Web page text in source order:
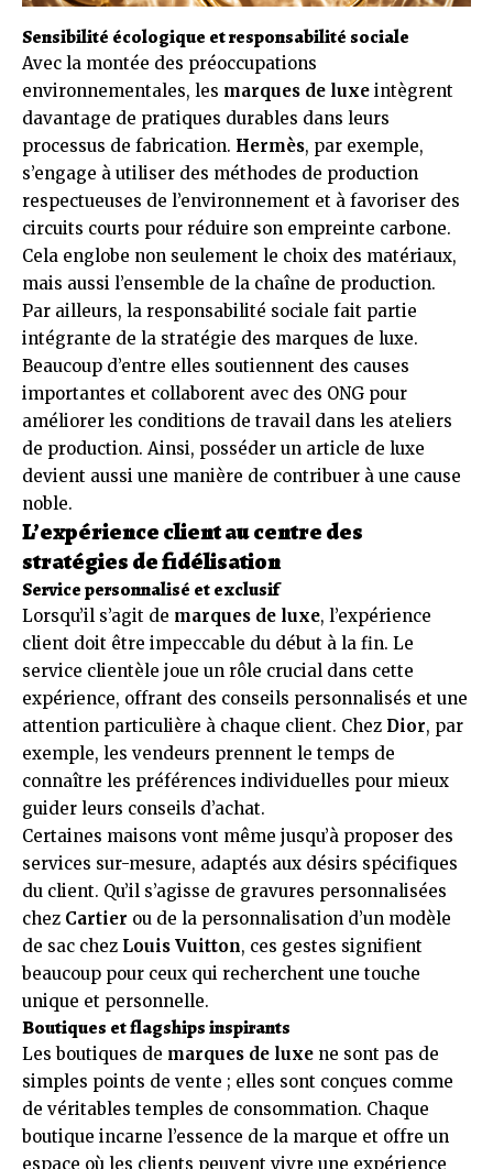
Sensibilité écologique et responsabilité sociale
Avec la montée des préoccupations
environnementales, les marques de luxe intègrent
davantage de pratiques durables dans leurs
processus de fabrication. Hermès, par exemple,
s’engage à utiliser des méthodes de production
respectueuses de l’environnement et à favoriser des
circuits courts pour réduire son empreinte carbone.
Cela englobe non seulement le choix des matériaux,
mais aussi l’ensemble de la chaîne de production.
Par ailleurs, la responsabilité sociale fait partie
intégrante de la stratégie des marques de luxe.
Beaucoup d’entre elles soutiennent des causes
importantes et collaborent avec des ONG pour
améliorer les conditions de travail dans les ateliers
de production. Ainsi, posséder un article de luxe
devient aussi une manière de contribuer à une cause
noble.
L’expérience client au centre des
stratégies de fidélisation
Service personnalisé et exclusif
Lorsqu’il s’agit de marques de luxe, l’expérience
client doit être impeccable du début à la fin. Le
service clientèle joue un rôle crucial dans cette
expérience, offrant des conseils personnalisés et une
attention particulière à chaque client. Chez Dior, par
exemple, les vendeurs prennent le temps de
connaître les préférences individuelles pour mieux
guider leurs conseils d’achat.
Certaines maisons vont même jusqu’à proposer des
services sur-mesure, adaptés aux désirs spécifiques
du client. Qu’il s’agisse de gravures personnalisées
chez Cartier ou de la personnalisation d’un modèle
de sac chez Louis Vuitton, ces gestes signifient
beaucoup pour ceux qui recherchent une touche
unique et personnelle.
Boutiques et flagships inspirants
Les boutiques de marques de luxe ne sont pas de
simples points de vente ; elles sont conçues comme
de véritables temples de consommation. Chaque
boutique incarne l’essence de la marque et offre un
espace où les clients peuvent vivre une expérience